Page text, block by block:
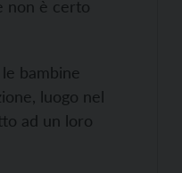
non è certo
bambine
luogo nel
ad un loro